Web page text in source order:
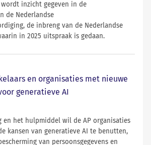
inzicht gegeven in de
de Nederlandse
de inbreng van de Nederlandse
in 2025 uitspraak is gedaan.
en organisaties met nieuwe
generatieve AI
en het hulpmiddel wil de AP organisaties
kansen van generatieve AI te benutten,
van persoonsgegevens en